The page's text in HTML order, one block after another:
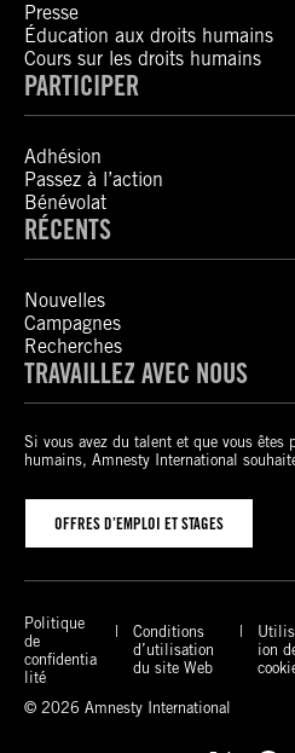
Presse
Éducation aux droits humains
Cours sur les droits humains
PARTICIPER
Adhésion
Passez à l’action
Bénévolat
RÉCENTS
Nouvelles
Campagnes
Recherches
TRAVAILLEZ AVEC NOUS
Si vous avez du talent et que vous êtes
humains, Amnesty International
OFFRES D’EMPLOI ET STAGES
Politique
de
confidentia
lité
Conditions
d’utilisation
du site Web
ion
© 2026 Amnesty International